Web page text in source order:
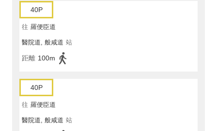
40P
往 羅便臣道
醫院道, 般咸道 站
距離 100m
40P
往 羅便臣道
醫院道, 般咸道 站